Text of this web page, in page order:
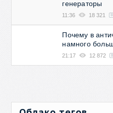
генераторы
11:36 18 321
Почему в
намного
21:17 12 872